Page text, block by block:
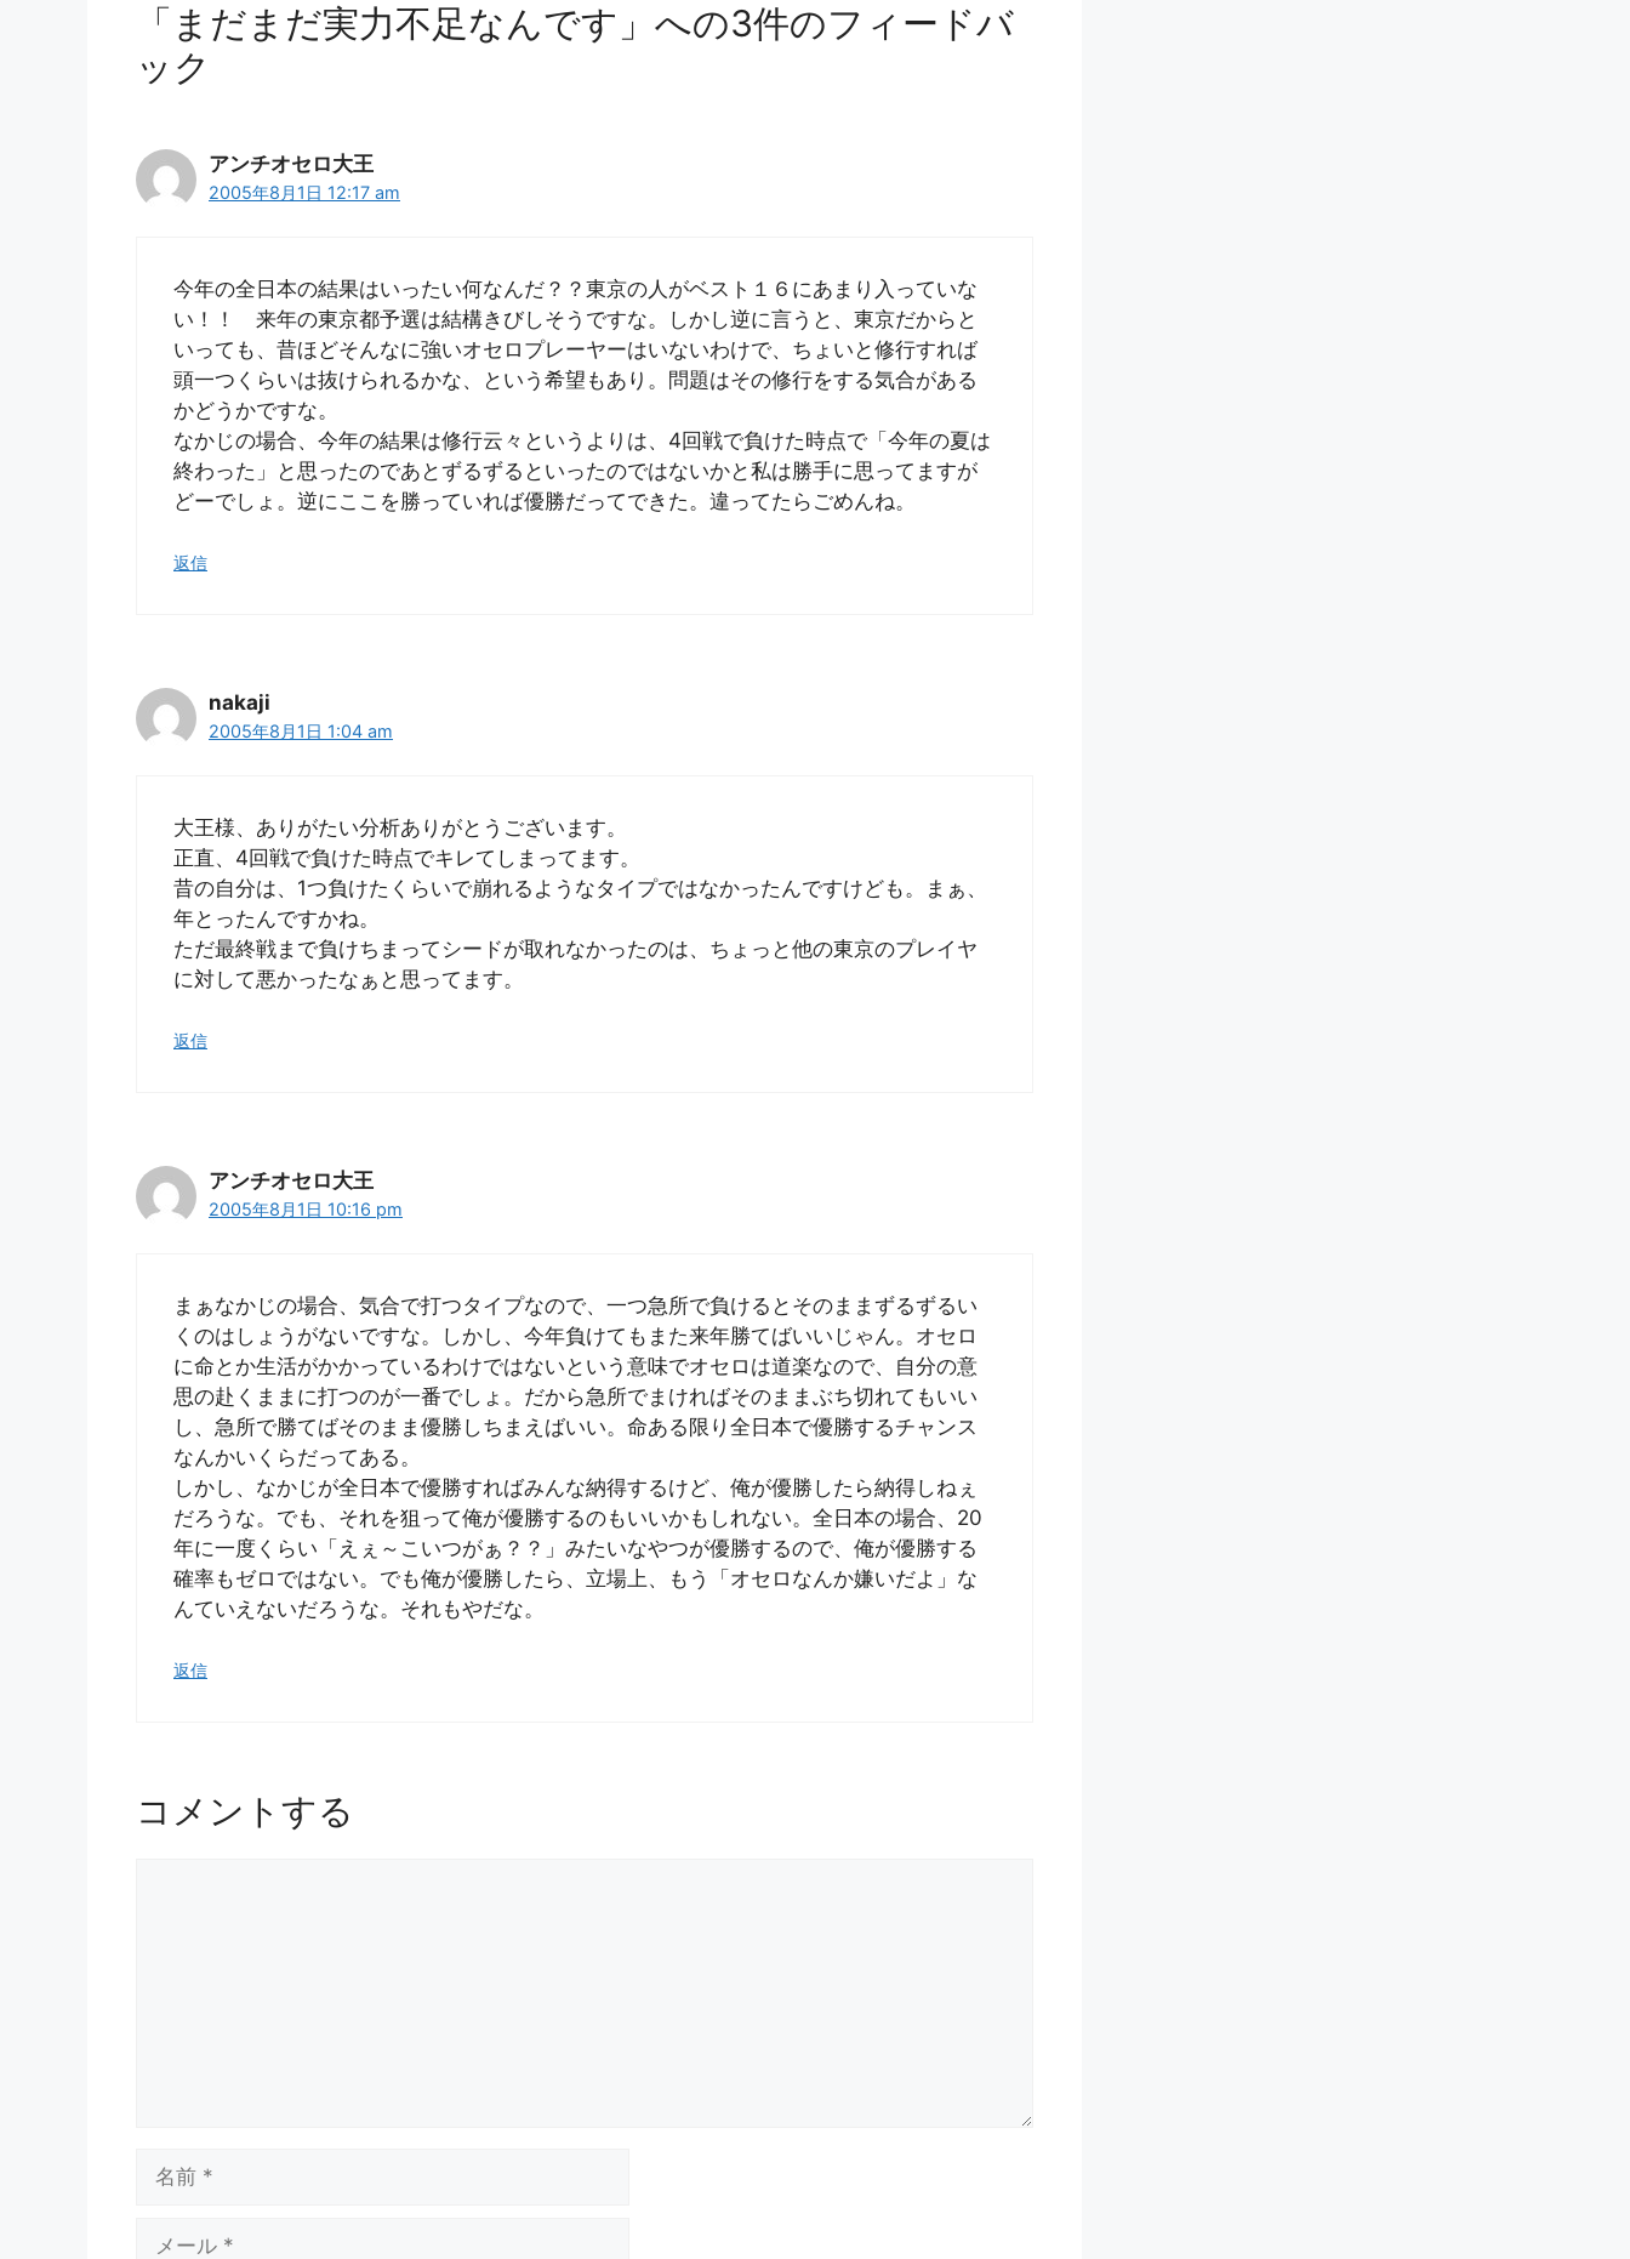
「まだまだ実力不足なんです」への3件のフィードバ
ック
アンチオセロ大王
2005年8月1日 12:17 am
今年の全日本の結果はいったい何なんだ？？東京の人がベスト１６にあまり入っていな
い！！ 来年の東京都予選は結構きびしそうですな。しかし逆に言うと、東京だからと
いっても、昔ほどそんなに強いオセロプレーヤーはいないわけで、ちょいと修行すれば
頭一つくらいは抜けられるかな、という希望もあり。問題はその修行をする気合がある
かどうかですな。
なかじの場合、今年の結果は修行云々というよりは、4回戦で負けた時点で「今年の夏は
終わった」と思ったのであとずるずるといったのではないかと私は勝手に思ってますが
どーでしょ。逆にここを勝っていれば優勝だってできた。違ってたらごめんね。
返信
nakaji
2005年8月1日 1:04 am
大王様、ありがたい分析ありがとうございます。
正直、4回戦で負けた時点でキレてしまってます。
昔の自分は、1つ負けたくらいで崩れるようなタイプではなかったんですけども。まぁ、
年とったんですかね。
ただ最終戦まで負けちまってシードが取れなかったのは、ちょっと他の東京のプレイヤ
に対して悪かったなぁと思ってます。
返信
アンチオセロ大王
2005年8月1日 10:16 pm
まぁなかじの場合、気合で打つタイプなので、一つ急所で負けるとそのままずるずるい
くのはしょうがないですな。しかし、今年負けてもまた来年勝てばいいじゃん。オセロ
に命とか生活がかかっているわけではないという意味でオセロは道楽なので、自分の意
思の赴くままに打つのが一番でしょ。だから急所でまければそのままぶち切れてもいい
し、急所で勝てばそのまま優勝しちまえばいい。命ある限り全日本で優勝するチャンス
なんかいくらだってある。
しかし、なかじが全日本で優勝すればみんな納得するけど、俺が優勝したら納得しねぇ
だろうな。でも、それを狙って俺が優勝するのもいいかもしれない。全日本の場合、20
年に一度くらい「えぇ～こいつがぁ？？」みたいなやつが優勝するので、俺が優勝する
確率もゼロではない。でも俺が優勝したら、立場上、もう「オセロなんか嫌いだよ」な
んていえないだろうな。それもやだな。
返信
コメントする